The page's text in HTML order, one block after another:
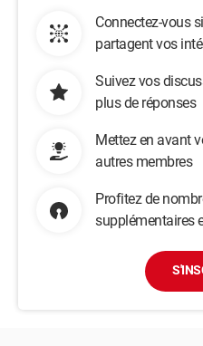
Connectez-vous
partagent vos
Suivez vos
plus de réponses
Mettez en avant
autres membres
Profitez de
supplémentaires